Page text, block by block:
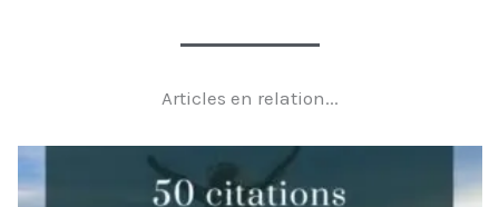
Articles en relation...